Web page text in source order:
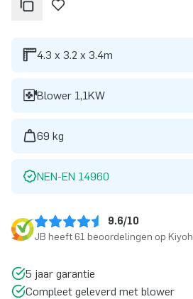
4.3 x 3.2 x 3.4m
Blower 1,1KW
69 kg
NEN-EN 14960
9.6/10
JB heeft 61 beoordelingen op Kiyoh
5 jaar garantie
Compleet geleverd met blower